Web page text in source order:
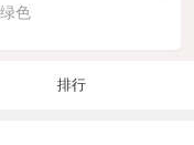
色
排行